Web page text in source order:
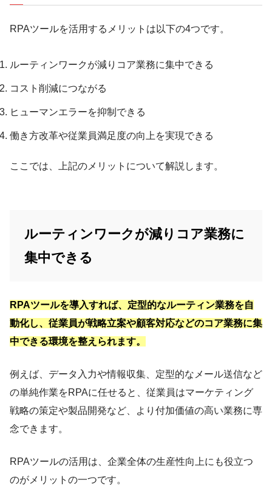
RPAツールを活用するメリットは以下の4つです。
ルーティンワークが減りコア業務に集中できる
コスト削減につながる
ヒューマンエラーを抑制できる
働き方改革や従業員満足度の向上を実現できる
ここでは、上記のメリットについて解説します。
ルーティンワークが減りコア業務に
集中できる
RPAツールを導入すれば、定型的なルーティン業務を自
動化し、従業員が戦略立案や顧客対応などのコア業務に集
中できる環境を整えられます。
​例えば、データ入力や情報収集、定型的なメール送信など
の単純作業をRPAに任せると、従業員はマーケティング
戦略の策定や製品開発など、より付加価値の高い業務に専
念できます。
RPAツールの活用は、企業全体の生産性向上にも役立つ
のがメリットの一つです。